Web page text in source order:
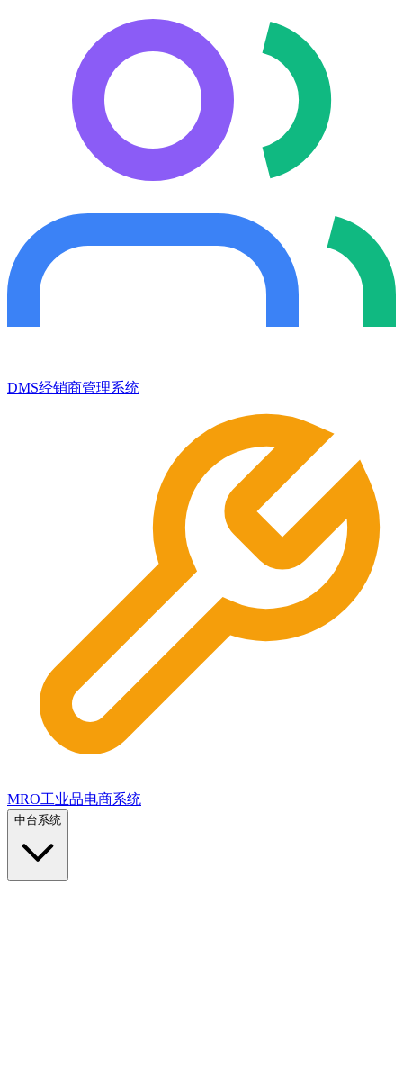
DMS经销商管理系统
MRO工业品电商系统
中台系统